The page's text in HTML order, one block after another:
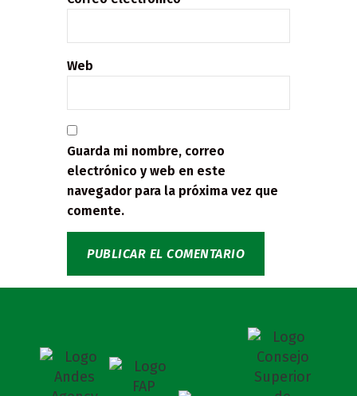
Web
Guarda mi nombre, correo
electrónico y web en este
navegador para la próxima vez que
comente.